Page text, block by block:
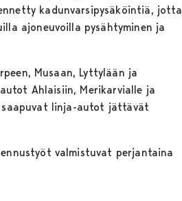
kadunvarsipysäköintiä, jotta
ajoneuvoilla pysähtyminen ja
Musaan, Lyttylään ja
Ahlaisiin, Merikarvialle ja
saapuvat linja-autot jättävät
valmistuvat perjantaina